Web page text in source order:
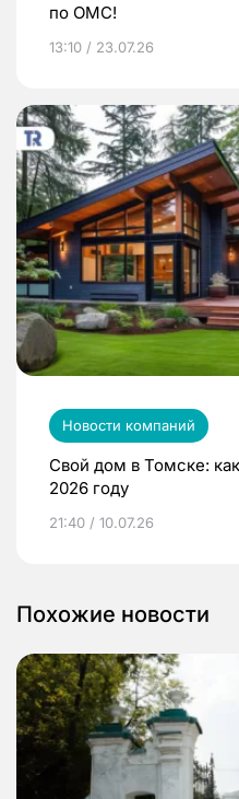
по ОМС!
13:10 / 23.07.26
Новости компаний
Свой дом в Томске:
2026 году
21:40 / 10.07.26
Похожие новости